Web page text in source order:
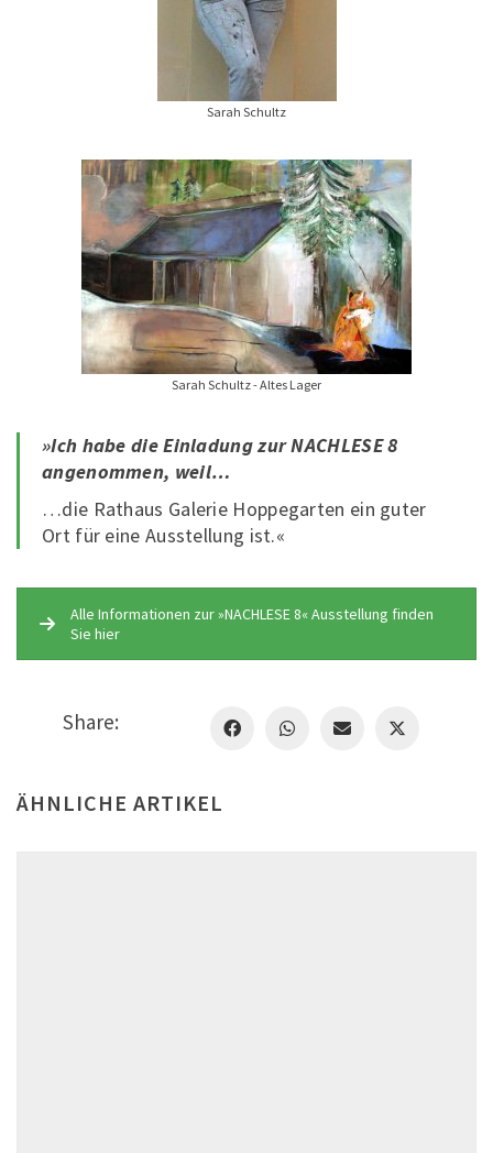
Sarah Schultz
Sarah Schultz - Altes Lager
»Ich habe die Einladung zur NACHLESE 8
angenommen, weil…
…die Rathaus Galerie Hoppegarten ein guter
Ort für eine Ausstellung ist.«
Alle Informationen zur »NACHLESE 8« Ausstellung finden
Sie hier
Share:
ÄHNLICHE ARTIKEL